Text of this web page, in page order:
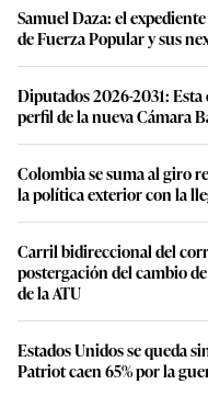
Samuel Daza: el
de Fuerza Popular y sus
Diputados 2026-2031:
perfil de la nueva Cámara
Colombia se suma al giro
la política exterior con la
Carril bidireccional del
postergación del cambio
de la ATU
Estados Unidos se queda
Patriot caen 65% por la